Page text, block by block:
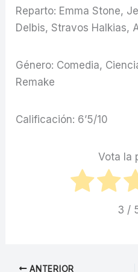
Reparto: Emma Stone,
Delbis, Stravos Halkias,
Género: Comedia,
Remake
Calificación: 6’5/10
Vota la
3 /
ANTERIOR